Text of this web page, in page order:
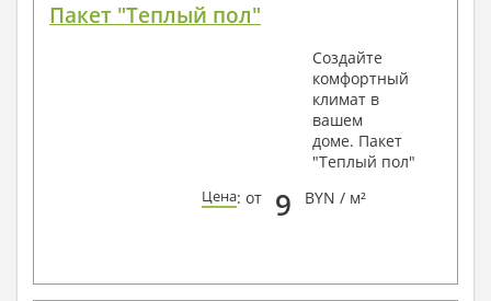
Пакет "Теплый пол"
Создайте
комфортный
климат в
вашем
доме. Пакет
"Теплый пол"
Цена: от 9 BYN / м²